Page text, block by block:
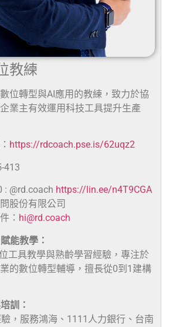
教練
位轉型與AI應用的教練，致力於協
業主有效運用科技工具提升生產
https://rdcoach.pse.is/62uqz2
413
: @rd.coach https://lin.ee/n4T9CGA
股份有限公司
： hi@rd.coach
能教學：
工具教學與熟齡學習經驗，專注於
的數位轉型輔導，擅長從0到1建構
訓：
，服務鴻海、1111人力銀行、台南